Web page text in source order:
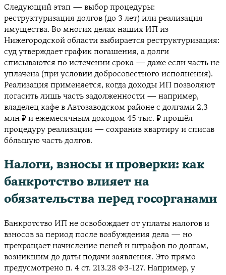
Следующий этап — выбор процедуры:
реструктуризация долгов (до 3 лет) или реализация
имущества. Во многих делах наших ИП из
Нижегородской области выбирается реструктуризация:
суд утверждает график погашения, а долги
списываются по истечении срока — даже если часть не
уплачена (при условии добросовестного исполнения).
Реализация применяется, когда доходы ИП позволяют
погасить лишь часть задолженности — например,
владелец кафе в Автозаводском районе с долгами 2,3
млн ₽ и ежемесячным доходом 45 тыс. ₽ прошёл
процедуру реализации — сохранив квартиру и списав
бо́льшую часть долгов.
Налоги, взносы и проверки: как
банкротство влияет на
обязательства перед госорганами
Банкротство ИП не освобождает от уплаты налогов и
взносов за период после возбуждения дела — но
прекращает начисление пеней и штрафов по долгам,
возникшим до даты подачи заявления. Это прямо
предусмотрено п. 4 ст. 213.28 ФЗ-127. Например, у